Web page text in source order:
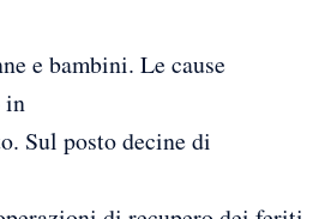
e bambini. Le cause
in
Sul posto decine di